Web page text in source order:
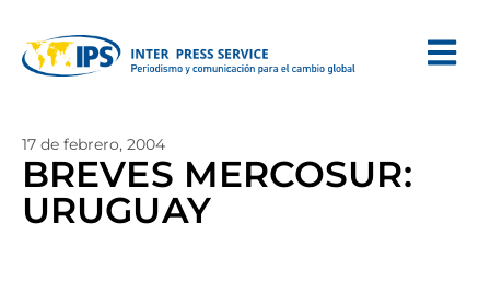
17 de febrero, 2004
BREVES MERCOSUR:
URUGUAY